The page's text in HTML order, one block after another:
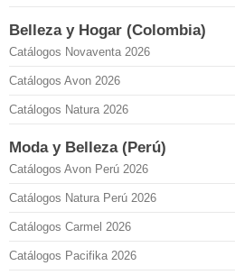
Belleza y Hogar (Colombia)
Catálogos Novaventa 2026
Catálogos Avon 2026
Catálogos Natura 2026
Moda y Belleza (Perú)
Catálogos Avon Perú 2026
Catálogos Natura Perú 2026
Catálogos Carmel 2026
Catálogos Pacifika 2026